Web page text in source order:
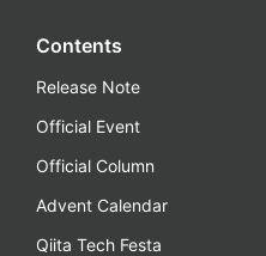
Contents
Release Note
Official Event
Official Column
Advent Calendar
Qiita Tech Festa